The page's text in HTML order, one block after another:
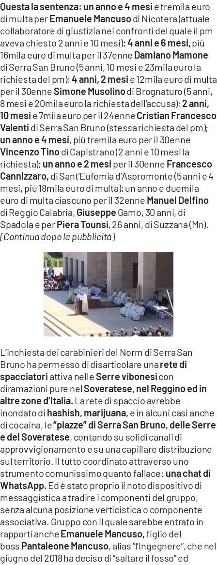
CATANZAROCHANNEL.IT
LACAPITALENEWS.IT
App
ANDROID
APPLE
Questa la sentenza: un anno e 4 mesi e tremila euro
di multa perEmanuele Mancusodi Nicotera (attuale
collaboratore di giustizia nei confronti del quale il pm
aveva chiesto 2 anni e 10 mesi);4 anni e 6 mesi,più
16mila euro di multa per il 37enne Damiano Mamone
di Serra San Bruno (5 anni, 10 mesi e 23mila euro la
richiesta del pm);4 anni, 2 mesi e 12mila euro di multa
per il 30enneSimone Musolinodi Brognaturo (5 anni,
8 mesi e 20mila euro la richiesta dell’accusa); 2 anni,
10 mesi e 7mila euro per il 24enneCristian Francesco
Valenti di Serra San Bruno (stessa richiesta del pm);
un anno e 4 mesi, più tremila euro per il 30enne
Vincenzo Tinodi Capistrano (2 anni e 10 mesi la
richiesta); un anno e 2 mesi per il 30enne Francesco
Cannizzaro, di Sant’Eufemia d’Aspromonte (5 anni e 4
mesi, più 18mila euro di multa); un anno e duemila
euro di multa ciascuno per il 32enne Manuel Delfino
di Reggio Calabria, Giuseppe Gamo, 30 anni, di
Spadola e perPiera Tounsi, 26 anni, di Suzzana (Mn).
[Continua dopo la pubblicità]
L’inchiesta dei carabinieri del Norm di Serra San
Bruno ha permesso di disarticolare unarete di
spacciatori attiva nelleSerre vibonesicon
diramazioni pure nelSoveratese, nel Reggino ed in
altre zone d’Italia. La rete di spaccio avrebbe
inondato di hashish, marijuana, e in alcuni casi anche
di cocaina, le“piazze” di Serra San Bruno, delle Serre
e del Soveratese, contando su solidi canali di
approvvigionamento e su una capillare distribuzione
sul territorio. Il tutto coordinato attraverso uno
strumento comunissimo quanto fallace: una chat di
WhatsApp. Ed è stato proprio il noto dispositivo di
messaggistica a tradire i componenti del gruppo,
senza alcuna posizione verticistica o componente
associativa. Gruppo con il quale sarebbe entrato in
rapporti ancheEmanuele Mancuso,figlio del
boss Pantaleone Mancuso, alias “l’Ingegnere”, che nel
giugno del 2018 ha deciso di “saltare il fosso” ed